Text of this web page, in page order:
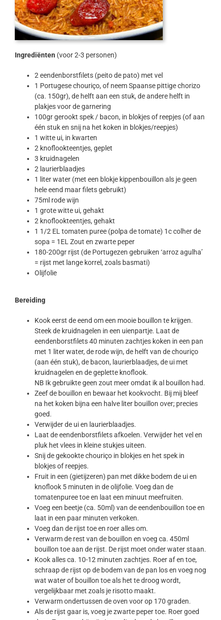
Ingrediënten (voor 2-3 personen)
2 eendenborstfilets (peito de pato) met vel
1 Portugese chouriço, of neem Spaanse pittige chorizo
(ca. 150gr), de helft aan een stuk, de andere helft in
plakjes voor de garnering
100gr gerookt spek / bacon, in blokjes of reepjes (of aan
één stuk en snij na het koken in blokjes/reepjes)
1 witte ui, in kwarten
2 knoflookteentjes, geplet
3 kruidnagelen
2 laurierblaadjes
1 liter water (met een blokje kippenbouillon als je geen
hele eend maar filets gebruikt)
75ml rode wijn
1 grote witte ui, gehakt
2 knoflookteentjes, gehakt
1 1/2 EL tomaten puree (polpa de tomate) 1c colher de
sopa = 1EL Zout en zwarte peper
180-200gr rijst (de Portugezen gebruiken ‘arroz agulha’
= rijst met lange korrel, zoals basmati)
Olijfolie
Bereiding
Kook eerst de eend om een mooie bouillon te krijgen.
Steek de kruidnagelen in een uienpartje. Laat de
eendenborstfilets 40 minuten zachtjes koken in een pan
met 1 liter water, de rode wijn, de helft van de chouriço
(aan één stuk), de bacon, laurierblaadjes, de ui met
kruidnagelen en de geplette knoflook.
NB Ik gebruikte geen zout meer omdat ik al bouillon had.
Zeef de bouillon en bewaar het kookvocht. Bij mij bleef
na het koken bijna een halve liter bouillon over; precies
goed.
Verwijder de ui en laurierblaadjes.
Laat de eendenborstfilets afkoelen. Verwijder het vel en
pluk het vlees in kleine stukjes uiteen.
Snij de gekookte chouriço in blokjes en het spek in
blokjes of reepjes.
Fruit in een (gietijzeren) pan met dikke bodem de ui en
knoflook 5 minuten in de olijfolie. Voeg dan de
tomatenpuree toe en laat een minuut meefruiten.
Voeg een beetje (ca. 50ml) van de eendenbouillon toe en
laat in een paar minuten verkoken.
Voeg dan de rijst toe en roer alles om.
Verwarm de rest van de bouillon en voeg ca. 450ml
bouillon toe aan de rijst. De rijst moet onder water staan.
Kook alles ca. 10-12 minuten zachtjes. Roer af en toe,
schraap de rijst op de bodem van de pan los en voeg nog
wat water of bouillon toe als het te droog wordt,
vergelijkbaar met zoals je risotto maakt.
Verwarm ondertussen de oven voor op 170 graden.
Als de rijst gaar is, voeg je zwarte peper toe. Roer goed